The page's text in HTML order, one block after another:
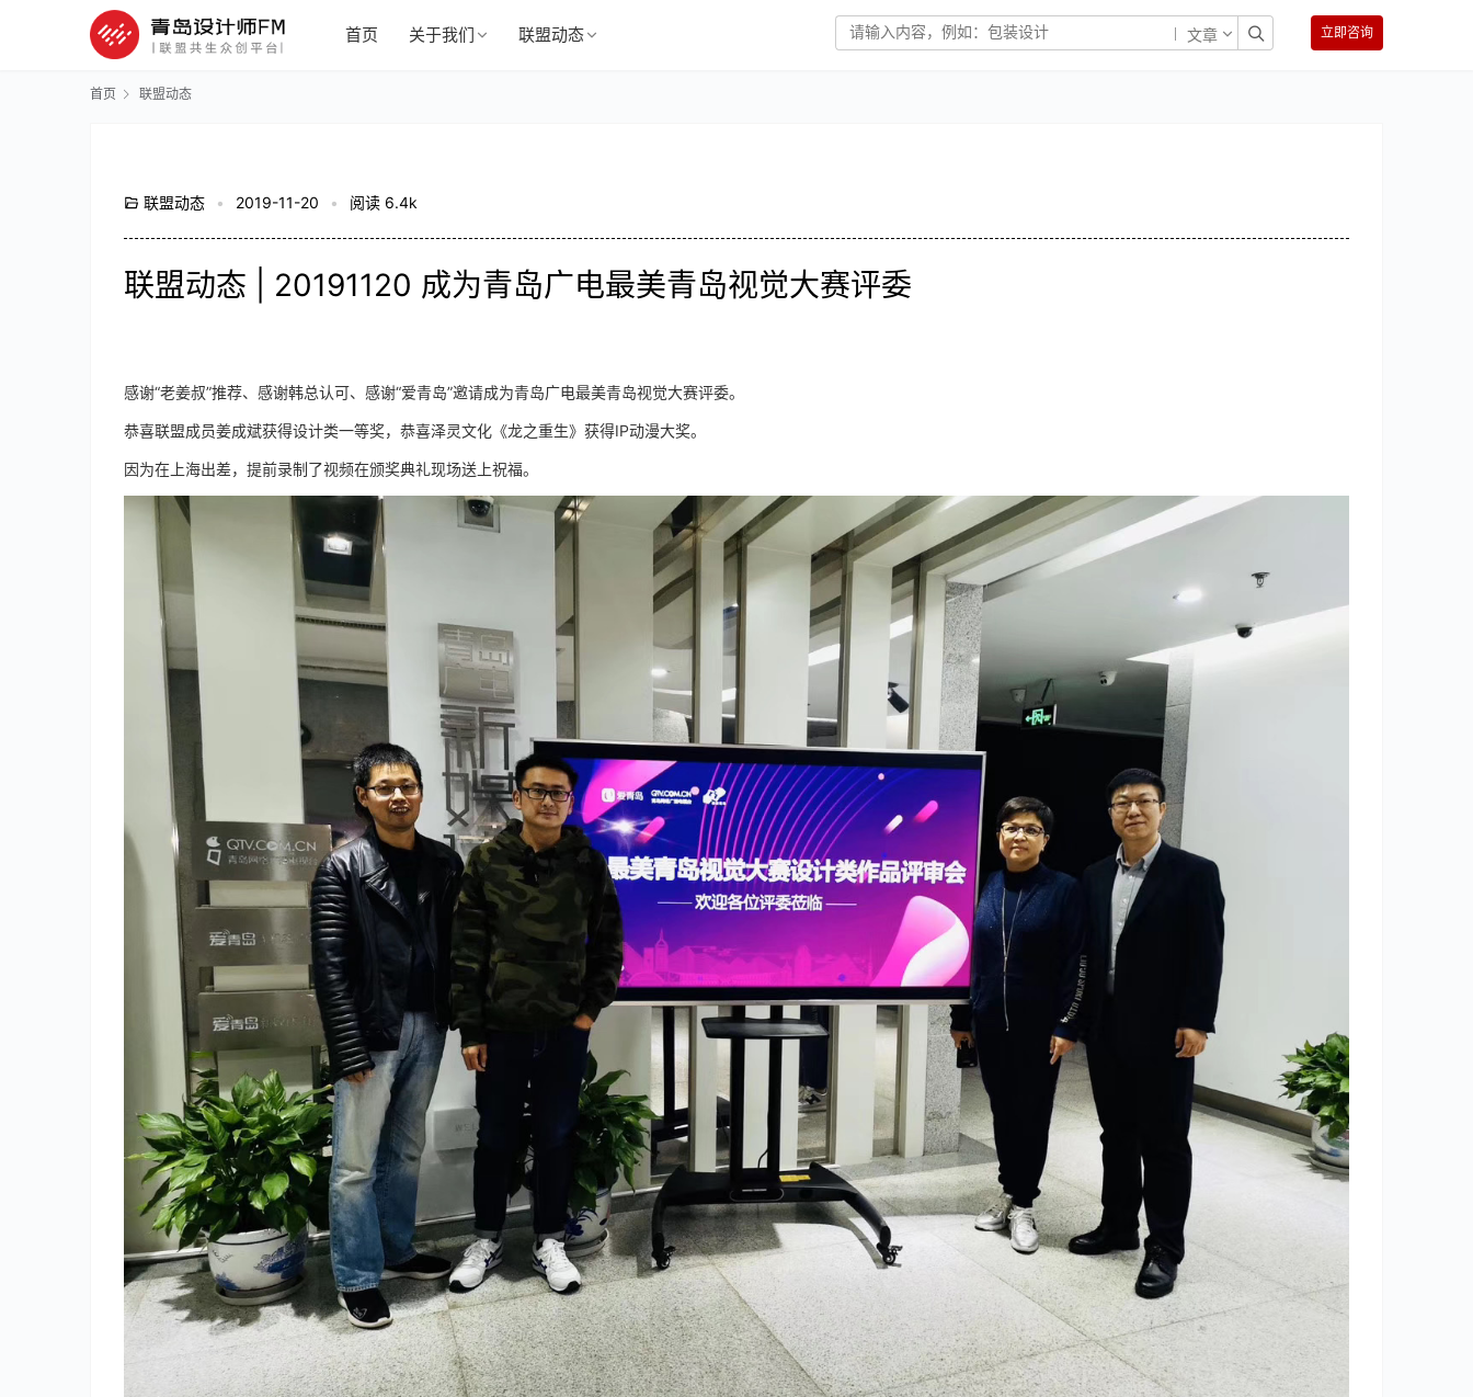
首页 关于我们 联盟动态 文章 立即咨询
首页 联盟动态
联盟动态 • 2019-11-20 • 阅读 6.4k
联盟动态 | 20191120 成为青岛广电最美青岛视觉大赛评委
感谢“老姜叔”推荐、感谢韩总认可、感谢“爱青岛”邀请成为青岛广电最美青岛视觉大赛评委。
恭喜联盟成员姜成斌获得设计类一等奖，恭喜泽灵文化《龙之重生》获得IP动漫大奖。
因为在上海出差，提前录制了视频在颁奖典礼现场送上祝福。